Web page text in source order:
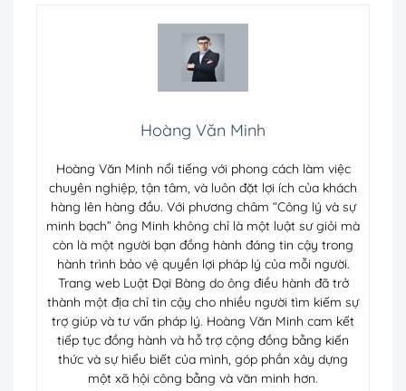
Hoàng Văn Minh
Hoàng Văn Minh nổi tiếng với phong cách làm việc
chuyên nghiệp, tận tâm, và luôn đặt lợi ích của khách
hàng lên hàng đầu. Với phương châm “Công lý và sự
minh bạch” ông Minh không chỉ là một luật sư giỏi mà
còn là một người bạn đồng hành đáng tin cậy trong
hành trình bảo vệ quyền lợi pháp lý của mỗi người.
Trang web Luật Đại Bàng do ông điều hành đã trở
thành một địa chỉ tin cậy cho nhiều người tìm kiếm sự
trợ giúp và tư vấn pháp lý. Hoàng Văn Minh cam kết
tiếp tục đồng hành và hỗ trợ cộng đồng bằng kiến
thức và sự hiểu biết của mình, góp phần xây dựng
một xã hội công bằng và văn minh hơn.